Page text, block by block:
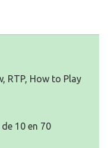
RTP, How to Play
10 en 70